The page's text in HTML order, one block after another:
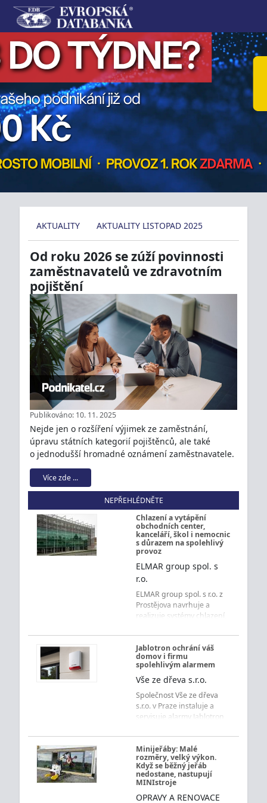
AKTUALITY AKTUALITY LISTOPAD 2025
Od roku 2026 se zúží povinnosti
zaměstnavatelů ve zdravotním
pojištění
Publikováno: 10. 11. 2025
Nejde jen o rozšíření výjimek ze zaměstnání,
úpravu státních kategorií pojištěnců, ale také
o jednodušší hromadné oznámení zaměstnavatele.
Více zde ...
NEPŘEHLÉDNĚTE
Chlazení a vytápění
obchodních center,
kanceláří, škol i nemocnic
s důrazem na spolehlivý
provoz
ELMAR group spol. s
r.o.
ELMAR group spol. s r.o. z
Prostějova navrhuje a
realizuje systémy chlazení,
a měření s regulací pro
obchodní centra,
kancelářské budovy, školy,
nemocnice i ubytovací
zařízení s důrazem na
úsporu energií a spolehlivý
provoz.
Jablotron ochrání váš
domov i firmu
spolehlivým alarmem
Vše ze dřeva s.r.o.
Společnost Vše ze dřeva
s.r.o. v Praze instaluje a
servisuje alarmy Jablotron
Získejte přehledné
ovládání, rychlé
upozornění a jistotu každý
den.
Minijeřáby: Malé
rozměry, velký výkon.
Když se běžný jeřáb
nedostane, nastupují
MINIstroje
OPRAVY A RENOVACE